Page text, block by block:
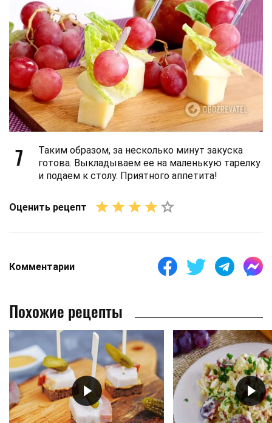
7
Таким образом, за несколько минут закуска
готова. Выкладываем ее на маленькую тарелку
и подаем к столу. Приятного аппетита!
Оценить рецепт
Комментарии
Похожие рецепты